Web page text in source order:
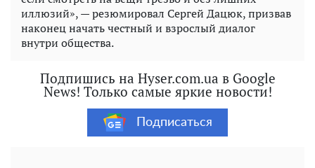
иллюзий», — резюмировал Сергей Дацюк, призвав
наконец начать честный и взрослый диалог
внутри общества.
Подпишись на Hyser.com.ua в Google
News! Только самые яркие новости!
Подписаться